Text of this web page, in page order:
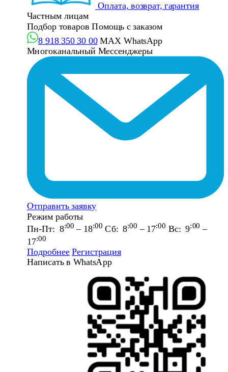
Оплата, возврат, гарантия
Частным лицам
Подбор товаров Помощь с заказом
8 918 350 30 00 MAX WhatsApp
Многоканальный Мессенджеры
Отправить заявку
Режим работы
Пн-Пт: 8:00 – 18:00 Сб: 8:00 – 17:00 Вс: 9:00 –
17:00
Подробнее Регистрация
Написать в WhatsApp